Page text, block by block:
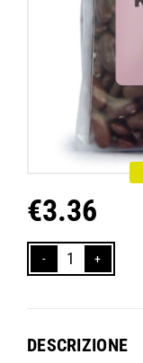
€3.36
Fagioli
quantità
DESCRIZIONE